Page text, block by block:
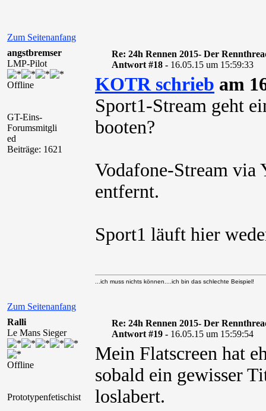
Zum Seitenanfang
angstbremser
LMP-Pilot
Offline
GT-Eins-
Forumsmitgli
ed
Beiträge: 1621
Re: 24h Rennen 2015- Der
Antwort #18 - 16.05.15 um 15:59:33
KOTR schrieb am
Sport1-Stream geht
booten?
Vodafone-Stream
entfernt.
Sport1 läuft hier
Zum Seitenanfang
...ich muss nichts können....ich bin das schlechte Beispiel!
Ralli
Le Mans Sieger
Offline
Prototypenfetischist
Re: 24h Rennen 2015- Der
Antwort #19 - 16.05.15 um 15:59:54
Mein Flatscreen hat
sobald ein gewisser
loslabert.